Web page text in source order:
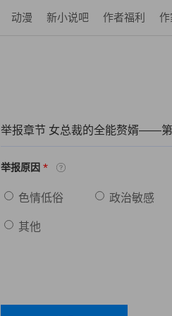
动漫 新小说吧 作者福利 作
举报章节 女总裁的全能赘婿——
举报原因 *
色情低俗 政治敏感
其他